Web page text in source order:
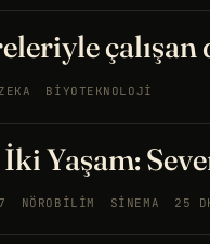
çalışan
BIYOTEKNOLOJI
Yaşam:
NÖROBILIM SINEMA 25